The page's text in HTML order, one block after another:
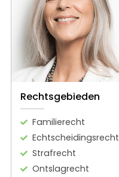
Rechtsgebieden
Familierecht
Echtscheidingsrecht
Strafrecht
Ontslagrecht